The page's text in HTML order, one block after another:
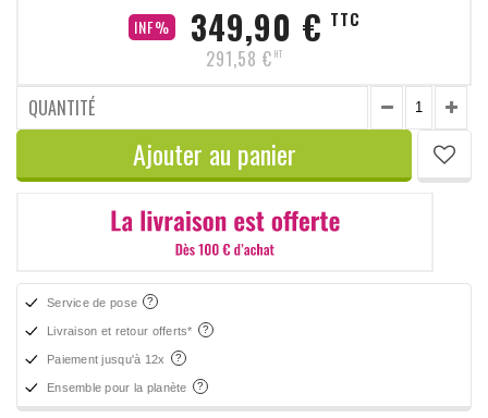
INF% 349,90 € TTC
291,58 € HT
QUANTITÉ
Ajouter au panier
Service de pose
Livraison et retour offerts*
Paiement jusqu'à 12x
Ensemble pour la planète